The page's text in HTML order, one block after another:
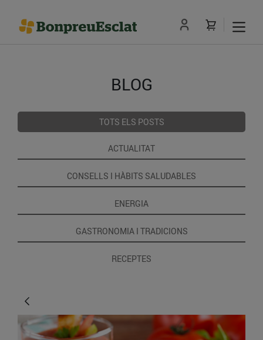
BLOG
TOTS ELS POSTS
ACTUALITAT
CONSELLS I HÀBITS SALUDABLES
ENERGIA
GASTRONOMIA I TRADICIONS
RECEPTES